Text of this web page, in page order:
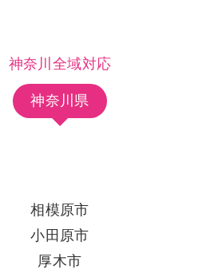
神奈川全域対応
神奈川県
相模原市
小田原市
厚木市